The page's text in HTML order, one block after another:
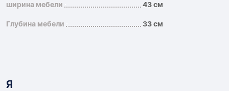
ширина мебели 43 см
Глубина мебели 33 см
Я